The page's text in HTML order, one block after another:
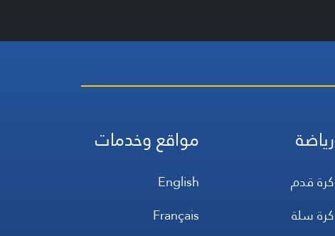
رياضة
كرة قدم
كرة سلة
مواقع وخدمات
English
Français